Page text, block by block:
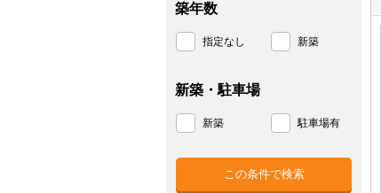
築年数
指定なし 新築
新築・駐車場
新築 駐車場有